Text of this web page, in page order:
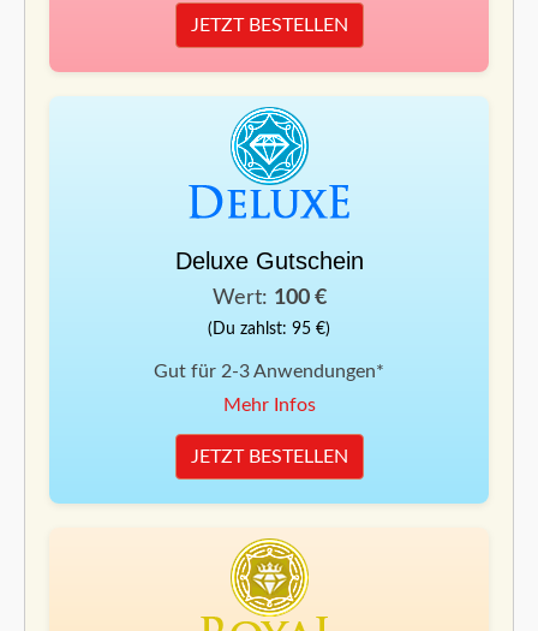
JETZT BESTELLEN
Deluxe Gutschein
Wert: 100 €
(Du zahlst: 95 €)
Gut für 2-3 Anwendungen*
Mehr Infos
JETZT BESTELLEN